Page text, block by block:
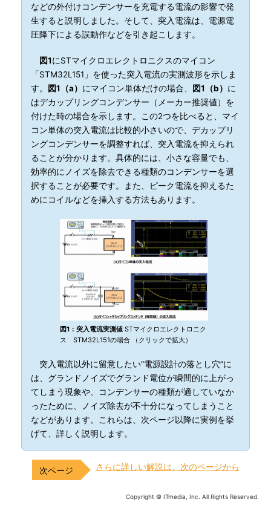
などの外付けコンデンサーを充電する電流の影響で発
生すると説明しました。そして、突入電流は、電源電
圧降下による誤動作などを引き起こします。
図1にSTマイクロエレクトロニクスのマイコン
「STM32L151」を使った突入電流の実測波形を示しま
す。
図1（a） にマイコン単体だけの場合、 図1（b） に
はデカップリングコンデンサー（メーカー推奨値）を
付けた時の場合を示します。この2つを比べると、マイ
コン単体の突入電流は比較的小さいので、デカップリ
ングコンデンサーを調整すれば、突入電流を抑えられ
ることが分かります。具体的には、小さな容量でも、
効率的にノイズを除去できる種類のコンデンサーを選
択することが必要です。また、ピーク電流を抑えるた
めにコイルなどを挿入する方法もあります。
図1：突入電流実測値 STマイクロエレクトロニク
ス STM32L151の場合 （クリックで拡大）
突入電流以外に留意したい“電源設計の落とし穴”に
は、グランドノイズでグランド電位が瞬間的に上がっ
てしまう現象や、コンデンサーの種類が適していなか
ったために、ノイズ除去が不十分になってしまうこと
などがあります。これらは、次ページ以降に実例を挙
げて、詳しく説明します。
さらに詳しい解説は、次のページから
Copyright © ITmedia, Inc. All Rights Reserved.